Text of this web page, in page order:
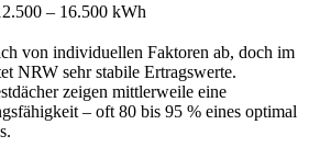
– 16.500 kWh
von individuellen Faktoren ab, doch im
NRW sehr stabile Ertragswerte.
zeigen mittlerweile eine
– oft 80 bis 95 % eines optimal